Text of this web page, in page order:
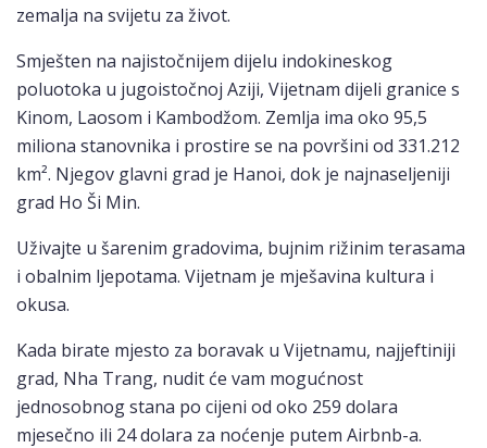
zemalja na svijetu za život.
Smješten na najistočnijem dijelu indokineskog
poluotoka u jugoistočnoj Aziji, Vijetnam dijeli granice s
Kinom, Laosom i Kambodžom. Zemlja ima oko 95,5
miliona stanovnika i prostire se na površini od 331.212
km². Njegov glavni grad je Hanoi, dok je najnaseljeniji
grad Ho Ši Min.
Uživajte u šarenim gradovima, bujnim rižinim terasama
i obalnim ljepotama. Vijetnam je mješavina kultura i
okusa.
Kada birate mjesto za boravak u Vijetnamu, najjeftiniji
grad, Nha Trang, nudit će vam mogućnost
jednosobnog stana po cijeni od oko 259 dolara
mjesečno ili 24 dolara za noćenje putem Airbnb-a.